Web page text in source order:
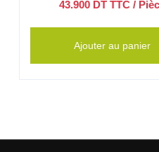
43.900 DT TTC /
Ajouter au panier